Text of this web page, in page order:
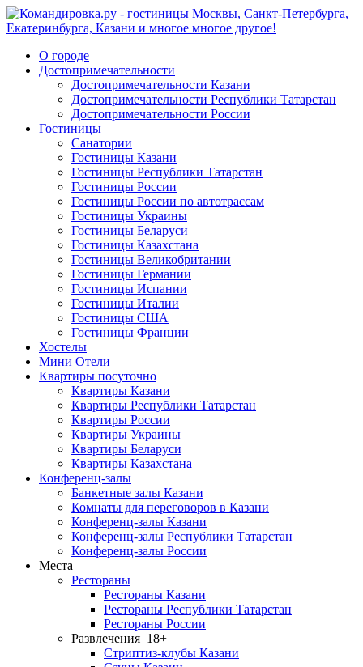
О городе
Достопримечательности
Достопримечательности Казани
Достопримечательности Республики Татарстан
Достопримечательности России
Гостиницы
Санатории
Гостиницы Казани
Гостиницы Республики Татарстан
Гостиницы России
Гостиницы России по автотрассам
Гостиницы Украины
Гостиницы Беларуси
Гостиницы Казахстана
Гостиницы Великобритании
Гостиницы Германии
Гостиницы Испании
Гостиницы Италии
Гостиницы США
Гостиницы Франции
Хостелы
Мини Отели
Квартиры посуточно
Квартиры Казани
Квартиры Республики Татарстан
Квартиры России
Квартиры Украины
Квартиры Беларуси
Квартиры Казахстана
Конференц-залы
Банкетные залы Казани
Комнаты для переговоров в Казани
Конференц-залы Казани
Конференц-залы Республики Татарстан
Конференц-залы России
Места
Рестораны
Рестораны Казани
Рестораны Республики Татарстан
Рестораны России
Развлечения 18+
Стриптиз-клубы Казани